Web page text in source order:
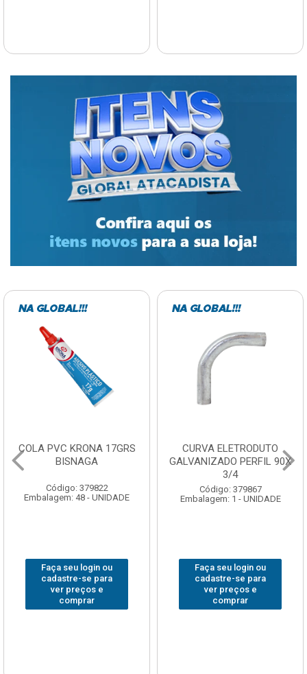
CURVA ELETRODUTO
GALVANIZADO PERFIL 90X
Código: 379867
Embalagem: 1 - UNIDADE
Faça seu login ou
cadastre-se para
ver preços e
SOQUETE COM
FOTOCELULA
COM SENSOR
Código: 379788
Embalagem: 1 -
Faça seu login ou
cadastre-se para
ver preços e